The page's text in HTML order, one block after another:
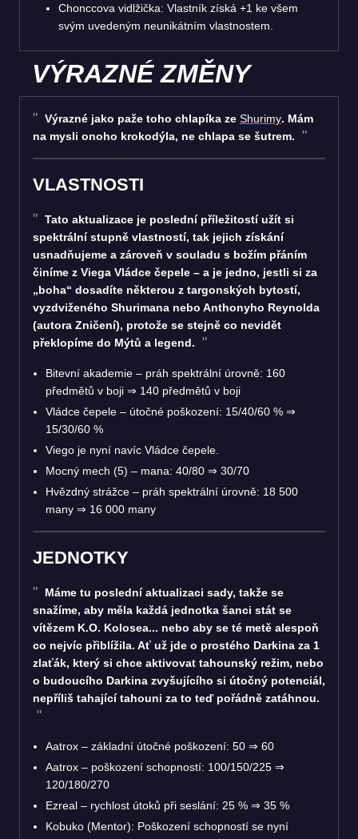
Chonccova vidlžička: Vlastník získá +1 ke všem
svým uvedeným neunikátním vlastnostem.
VÝRAZNÉ ZMĚNY
Výrazné jako paže toho chlapíka ze Shurimy. Mám
na mysli onoho krokodýla, ne chlapa se šutrem.
VLASTNOSTI
Tato aktualizace je poslední příležitostí užít si
spektrální stupně vlastností, tak jejich získání
usnadňujeme a zároveň v souladu s božím přáním
činíme z Viega Vládce čepele – a je jedno, jestli si za
„boha“ dosadíte některou z targonských bytostí,
vyzdviženého Shurimana nebo Anthonyho Reynolda
(autora Zničení), protože se stejně co nevidět
překlopíme do Mýtů a legend.
Bitevní akademie – práh spektrální úrovně: 160
předmětů v boji ⇒ 140 předmětů v boji
Vládce čepele – útočné poškození: 15/40/60 % ⇒
15/30/60 %
Viego je nyní navíc Vládce čepele.
Mocný mech (5) – mana: 40/80 ⇒ 30/70
Hvězdný strážce – práh spektrální úrovně: 18 500
many ⇒ 16 000 many
JEDNOTKY
Máme tu poslední aktualizaci sady, takže se
snažíme, aby měla každá jednotka šanci stát se
vítězem K.O. Kolosea... nebo aby se té metě alespoň
co nejvíc přiblížila. Ať už jde o prostého Darkina za 1
zlaťák, který si chce aktivovat tahounský režim, nebo
o budoucího Darkina zvyšujícího si útočný potenciál,
nepříliš tahající tahouni za to teď pořádně zatáhnou.
Aatrox – základní útočné poškození: 50 ⇒ 60
Aatrox – poškození schopností: 100/150/225 ⇒
120/180/270
Ezreal – rychlost útoků při seslání: 25 % ⇒ 35 %
Kobuko (Mentor): Poškození schopností se nyní